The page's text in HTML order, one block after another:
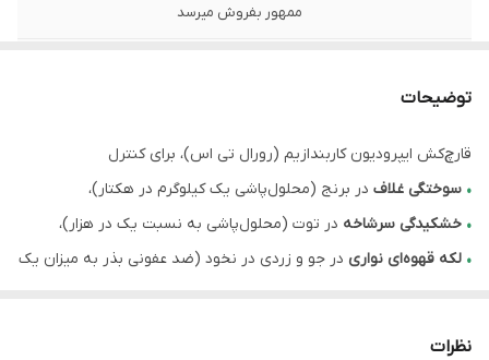
ممهور بفروش میرسد
توضیحات
قارچ‌کش ایپرودیون کاربندازیم (رورال تی اس)، برای کنترل
• سوختگی غلاف در برنج (محلول‌پاشی یک کیلوگرم در هکتار)،
• خشکیدگی سرشاخه در توت (محلول‌پاشی به نسبت یک در هزار)،
• لکه قهوه‌ای نواری در جو و زردی در نخود (ضد عفونی بذر به میزان یک
نظرات